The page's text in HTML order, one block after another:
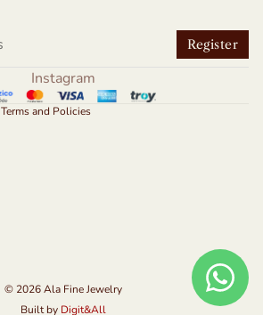
Register
Instagram
Terms and Policies
© 2026Ala Fine Jewelry
Built by Digit&All